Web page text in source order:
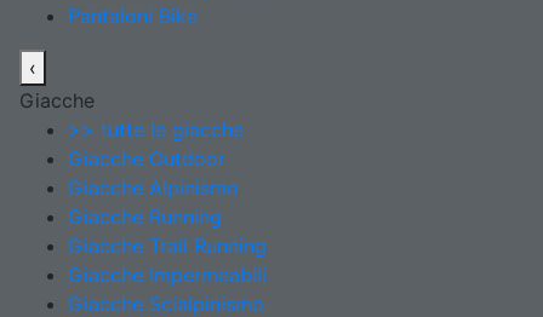
Pantaloni Bike
‹
Giacche
>> tutte le giacche
Giacche Outdoor
Giacche Alpinismo
Giacche Running
Giacche Trail Running
Giacche Impermeabili
Giacche Scialpinismo